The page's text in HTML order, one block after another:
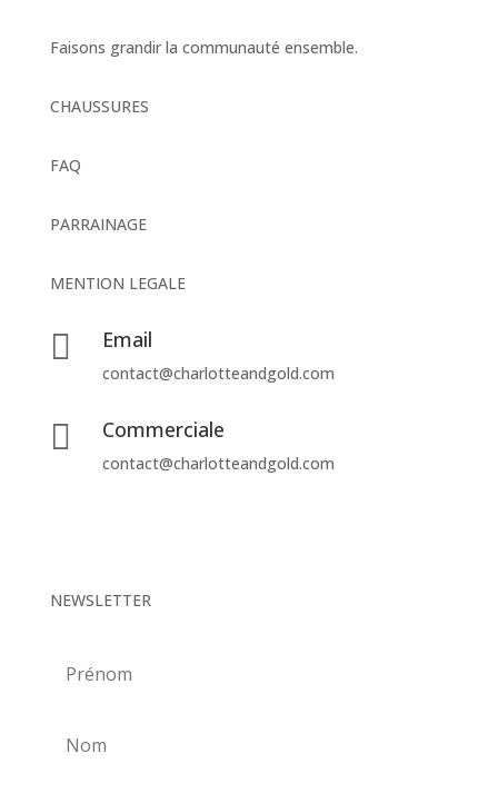
Faisons grandir la communauté ensemble.
CHAUSSURES
FAQ
PARRAINAGE
MENTION LEGALE
 Email
contact@charlotteandgold.com
 Commerciale
contact@charlotteandgold.com
NEWSLETTER